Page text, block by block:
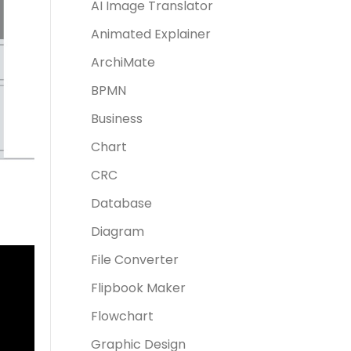
AI Image Translator
Animated Explainer
ArchiMate
BPMN
Business
Chart
CRC
Database
Diagram
File Converter
Flipbook Maker
Flowchart
Graphic Design